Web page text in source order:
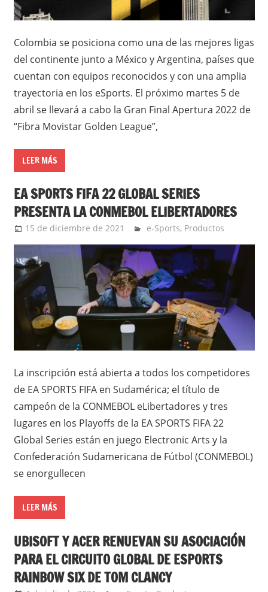
Colombia se posiciona como una de las mejores ligas
del continente junto a México y Argentina, países que
cuentan con equipos reconocidos y con una amplia
trayectoria en los eSports. El próximo martes 5 de
abril se llevará a cabo la Gran Final Apertura 2022 de
“Fibra Movistar Golden League”,
LEER MÁS
EA SPORTS FIFA 22 GLOBAL SERIES
PRESENTA LA CONMEBOL ELIBERTADORES
15 de diciembre de 2021 Ernesto Herrera
e-Sports, Productos
La inscripción está abierta a todos los competidores
de EA SPORTS FIFA en Sudamérica; el título de
campeón de la CONMEBOL eLibertadores y tres
lugares en los Playoffs de la EA SPORTS FIFA 22
Global Series están en juego Electronic Arts y la
Confederación Sudamericana de Fútbol (CONMEBOL)
se enorgullecen
LEER MÁS
UBISOFT Y ACER RENUEVAN SU ASOCIACIÓN
PARA EL CIRCUITO GLOBAL DE ESPORTS
RAINBOW SIX DE TOM CLANCY